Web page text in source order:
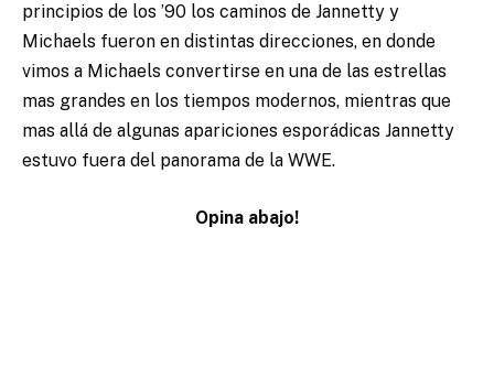
principios de los ’90 los caminos de Jannetty y
Michaels fueron en distintas direcciones, en donde
vimos a Michaels convertirse en una de las estrellas
mas grandes en los tiempos modernos, mientras que
mas allá de algunas apariciones esporádicas Jannetty
estuvo fuera del panorama de la WWE.
Opina abajo!